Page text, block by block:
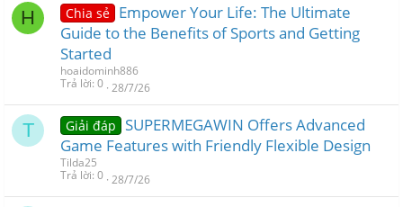
H Chia sẻ Empower Your Life: The Ultimate
Guide to the Benefits of Sports and Getting
Started
hoaidominh886
Trả lời 0 28/7/26
T Giải đáp SUPERMEGAWIN Offers Advanced
Game Features with Friendly Flexible Design
Tilda25
Trả lời 0 28/7/26